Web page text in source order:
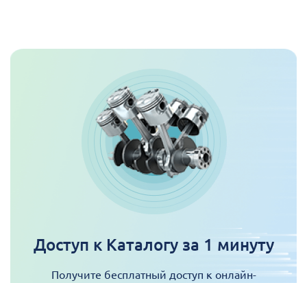
Доступ к Каталогу за 1 минуту
Получите бесплатный доступ к онлайн-